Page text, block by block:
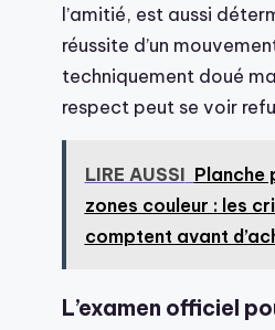
l’amitié, est aussi
réussite d’un
techniquement doué
respect peut se voir
LIRE AUSSI Planche
zones couleur : les
comptent avant
L’examen officiel